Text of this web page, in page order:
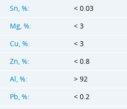
Sn, %:
< 0.03
Mg, %:
< 3
Cu, %:
< 3
Zn, %:
< 0.8
Al, %:
> 92
Pb, %:
< 0.2